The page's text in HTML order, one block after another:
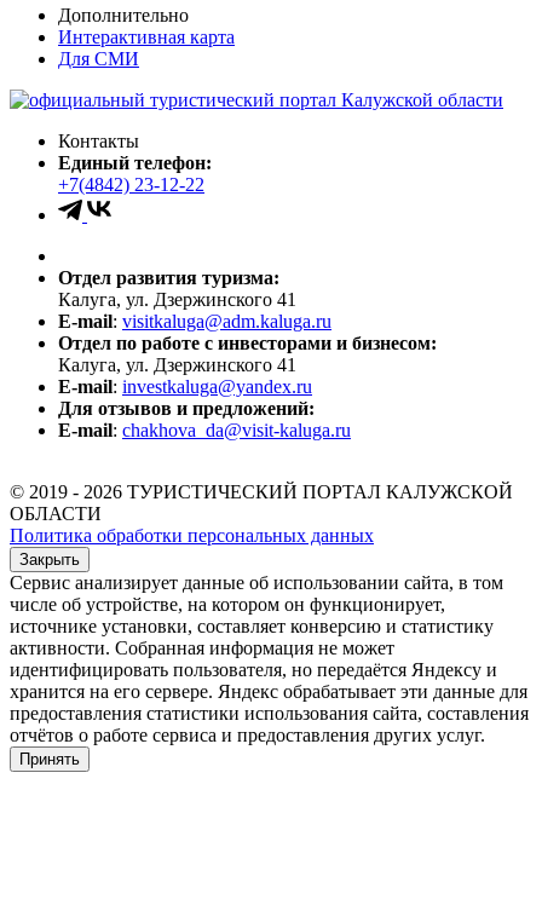
Дополнительно
Интерактивная карта
Для СМИ
Контакты
Единый телефон:
+7(4842) 23-12-22
Отдел развития туризма:
Калуга, ул. Дзержинского 41
E-mail: visitkaluga@adm.kaluga.ru
Отдел по работе с инвесторами и бизнесом:
Калуга, ул. Дзержинского 41
E-mail: investkaluga@yandex.ru
Для отзывов и предложений:
E-mail: chakhova_da@visit-kaluga.ru
© 2019 - 2026 ТУРИСТИЧЕСКИЙ ПОРТАЛ КАЛУЖСКОЙ
ОБЛАСТИ
Политика обработки персональных данных
Закрыть
Сервис анализирует данные об использовании сайта, в том
числе об устройстве, на котором он функционирует,
источнике установки, составляет конверсию и статистику
активности. Собранная информация не может
идентифицировать пользователя, но передаётся Яндексу и
хранится на его сервере. Яндекс обрабатывает эти данные для
предоставления статистики использования сайта, составления
отчётов о работе сервиса и предоставления других услуг.
Принять